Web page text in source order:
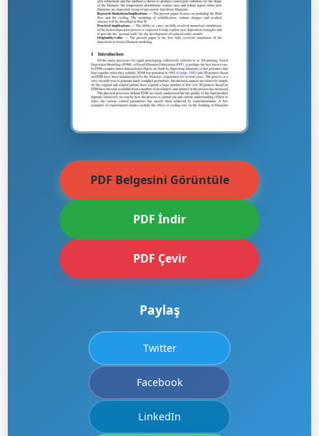
PDF Belgesini Görüntüle
PDF İndir
PDF Çevir
Paylaş
Twitter
Facebook
LinkedIn